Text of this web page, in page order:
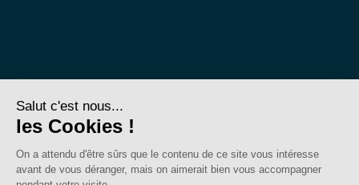
SE-Unsa est un syndicat de l’UNSA